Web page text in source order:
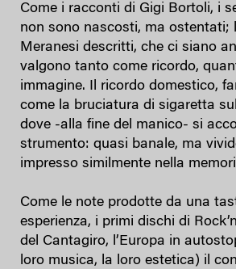
Come i racconti di Gigi Bortoli, i
non sono nascosti, ma ostentati;
Meranesi descritti, che ci siano
valgono tanto come ricordo,
immagine. Il ricordo domestico,
come la bruciatura di sigaretta
dove -alla fine del manico- si
strumento: quasi banale, ma
impresso similmente nella
Come le note prodotte da una
esperienza, i primi dischi di
del Cantagiro, l’Europa in
loro musica, la loro estetica) il